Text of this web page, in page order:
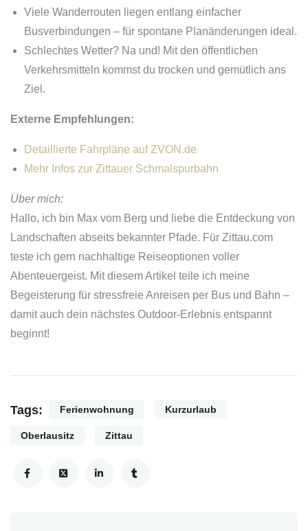
Viele Wanderrouten liegen entlang einfacher
Busverbindungen – für spontane Planänderungen ideal.
Schlechtes Wetter? Na und! Mit den öffentlichen
Verkehrsmitteln kommst du trocken und gemütlich ans
Ziel.
Externe Empfehlungen:
Detaillierte Fahrpläne auf ZVON.de
Mehr Infos zur Zittauer Schmalspurbahn
Über mich:
Hallo, ich bin Max vom Berg und liebe die Entdeckung von
Landschaften abseits bekannter Pfade. Für Zittau.com
teste ich gern nachhaltige Reiseoptionen voller
Abenteuergeist. Mit diesem Artikel teile ich meine
Begeisterung für stressfreie Anreisen per Bus und Bahn –
damit auch dein nächstes Outdoor-Erlebnis entspannt
beginnt!
Tags: Ferienwohnung Kurzurlaub
Oberlausitz Zittau